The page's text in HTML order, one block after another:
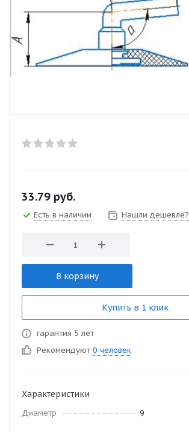
33.79 руб.
Есть в наличии Нашли дешевле?
В корзину
Купить в 1 клик
гарантия 5 лет
Рекомендуют 0 человек
Характеристики
Диаметр 9